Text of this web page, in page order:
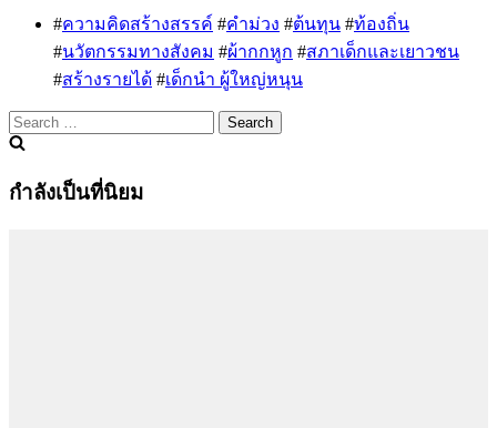
#ความคิดสร้างสรรค์ #คำม่วง #ต้นทุน #ท้องถิ่น
#นวัตกรรมทางสังคม #ผ้ากกหูก #สภาเด็กและเยาวชน
#สร้างรายได้ #เด็กนำ ผู้ใหญ่หนุน
Search
for:
กำลังเป็นที่นิยม